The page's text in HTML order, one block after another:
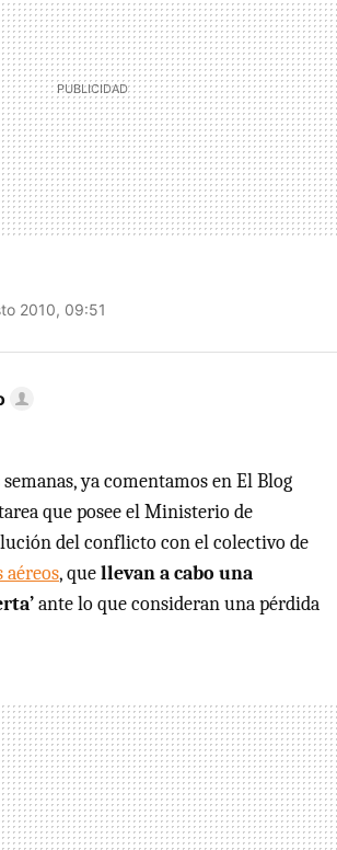
2010, 09:51
semanas, ya comentamos en El Blog
que posee el Ministerio de
del conflicto con el colectivo de
, quellevan a cabo una
ante lo que consideran una pérdida